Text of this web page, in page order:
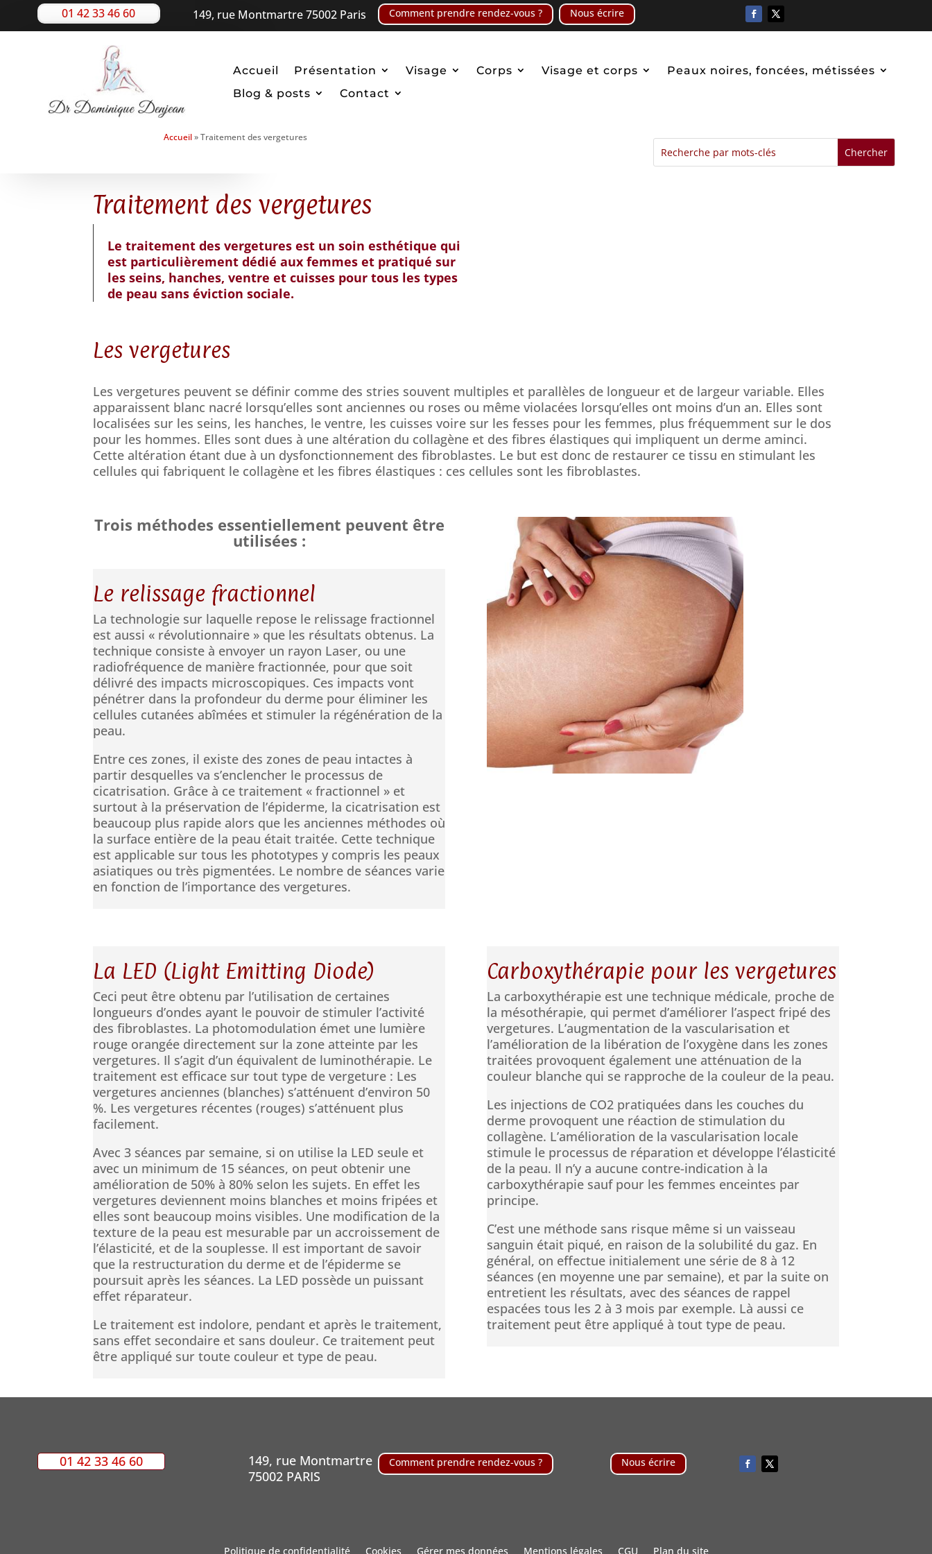
01 42 33 46 60 149, rue Montmartre 75002 Paris Comment prendre rendez-vous ? Nous écrire
Accueil Présentation Visage Corps Visage et corps
Peaux noires, foncées, métissées
Blog & posts
Contact
Accueil»Traitement des vergetures
Traitement des vergetures
Le traitement des vergetures est un soin esthétique qui
est particulièrement dédié aux femmes et pratiqué sur
les seins, hanches, ventre et cuisses pour tous les types
de peau sans éviction sociale.
Les vergetures
Les vergetures peuvent se définir comme des stries souvent multiples et parallèles de longueur et de largeur variable. Elles
apparaissent blanc nacré lorsqu’elles sont anciennes ou roses ou même violacées lorsqu’elles ont moins d’un an. Elles sont
localisées sur les seins, les hanches, le ventre, les cuisses voire sur les fesses pour les femmes, plus fréquemment sur le dos
pour les hommes. Elles sont dues à une altération du collagène et des fibres élastiques qui impliquent un derme aminci.
Cette altération étant due à un dysfonctionnement des fibroblastes. Le but est donc de restaurer ce tissu en stimulant les
cellules qui fabriquent le collagène et les fibres élastiques : ces cellules sont les fibroblastes.
Trois méthodes essentiellement peuvent être
utilisées :
Le relissage fractionnel
La technologie sur laquelle repose le relissage fractionnel
est aussi « révolutionnaire » que les résultats obtenus. La
technique consiste à envoyer un rayon Laser, ou une
radiofréquence de manière fractionnée, pour que soit
délivré des impacts microscopiques. Ces impacts vont
pénétrer dans la profondeur du derme pour éliminer les
cellules cutanées abîmées et stimuler la régénération de la
peau.
Entre ces zones, il existe des zones de peau intactes à
partir desquelles va s’enclencher le processus de
cicatrisation. Grâce à ce traitement « fractionnel » et
surtout à la préservation de l’épiderme, la cicatrisation est
beaucoup plus rapide alors que les anciennes méthodes où
la surface entière de la peau était traitée. Cette technique
est applicable sur tous les phototypes y compris les peaux
asiatiques ou très pigmentées. Le nombre de séances varie
en fonction de l’importance des vergetures.
La LED (Light Emitting Diode)
Ceci peut être obtenu par l’utilisation de certaines
longueurs d’ondes ayant le pouvoir de stimuler l’activité
des fibroblastes. La photomodulation émet une lumière
rouge orangée directement sur la zone atteinte par les
vergetures. Il s’agit d’un équivalent de luminothérapie. Le
traitement est efficace sur tout type de vergeture : Les
vergetures anciennes (blanches) s’atténuent d’environ 50
%. Les vergetures récentes (rouges) s’atténuent plus
facilement.
Avec 3 séances par semaine, si on utilise la LED seule et
avec un minimum de 15 séances, on peut obtenir une
amélioration de 50% à 80% selon les sujets. En effet les
vergetures deviennent moins blanches et moins fripées et
elles sont beaucoup moins visibles. Une modification de la
texture de la peau est mesurable par un accroissement de
l’élasticité, et de la souplesse. Il est important de savoir
que la restructuration du derme et de l’épiderme se
poursuit après les séances. La LED possède un puissant
effet réparateur.
Le traitement est indolore, pendant et après le traitement,
sans effet secondaire et sans douleur. Ce traitement peut
être appliqué sur toute couleur et type de peau.
Carboxythérapie pour les vergetures
La carboxythérapie est une technique médicale, proche de
la mésothérapie, qui permet d’améliorer l’aspect fripé des
vergetures. L’augmentation de la vascularisation et
l’amélioration de la libération de l’oxygène dans les zones
traitées provoquent également une atténuation de la
couleur blanche qui se rapproche de la couleur de la peau.
Les injections de CO2 pratiquées dans les couches du
derme provoquent une réaction de stimulation du
collagène. L’amélioration de la vascularisation locale
stimule le processus de réparation et développe l’élasticité
de la peau. Il n’y a aucune contre-indication à la
carboxythérapie sauf pour les femmes enceintes par
principe.
C’est une méthode sans risque même si un vaisseau
sanguin était piqué, en raison de la solubilité du gaz. En
général, on effectue initialement une série de 8 à 12
séances (en moyenne une par semaine), et par la suite on
entretient les résultats, avec des séances de rappel
espacées tous les 2 à 3 mois par exemple. Là aussi ce
traitement peut être appliqué à tout type de peau.
01 42 33 46 60
149, rue Montmartre
75002 PARIS
Comment prendre rendez-vous ? Nous écrire
Politique de confidentialité Cookies Gérer mes données Mentions légales CGU Plan du site